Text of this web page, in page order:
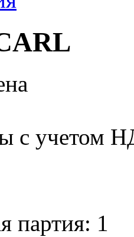
с учетом
партия: 1